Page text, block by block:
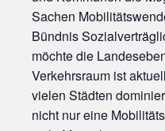
Sachen
Bündnis
möchte die
Verkehrsraum ist
vielen Städten
nicht nur eine